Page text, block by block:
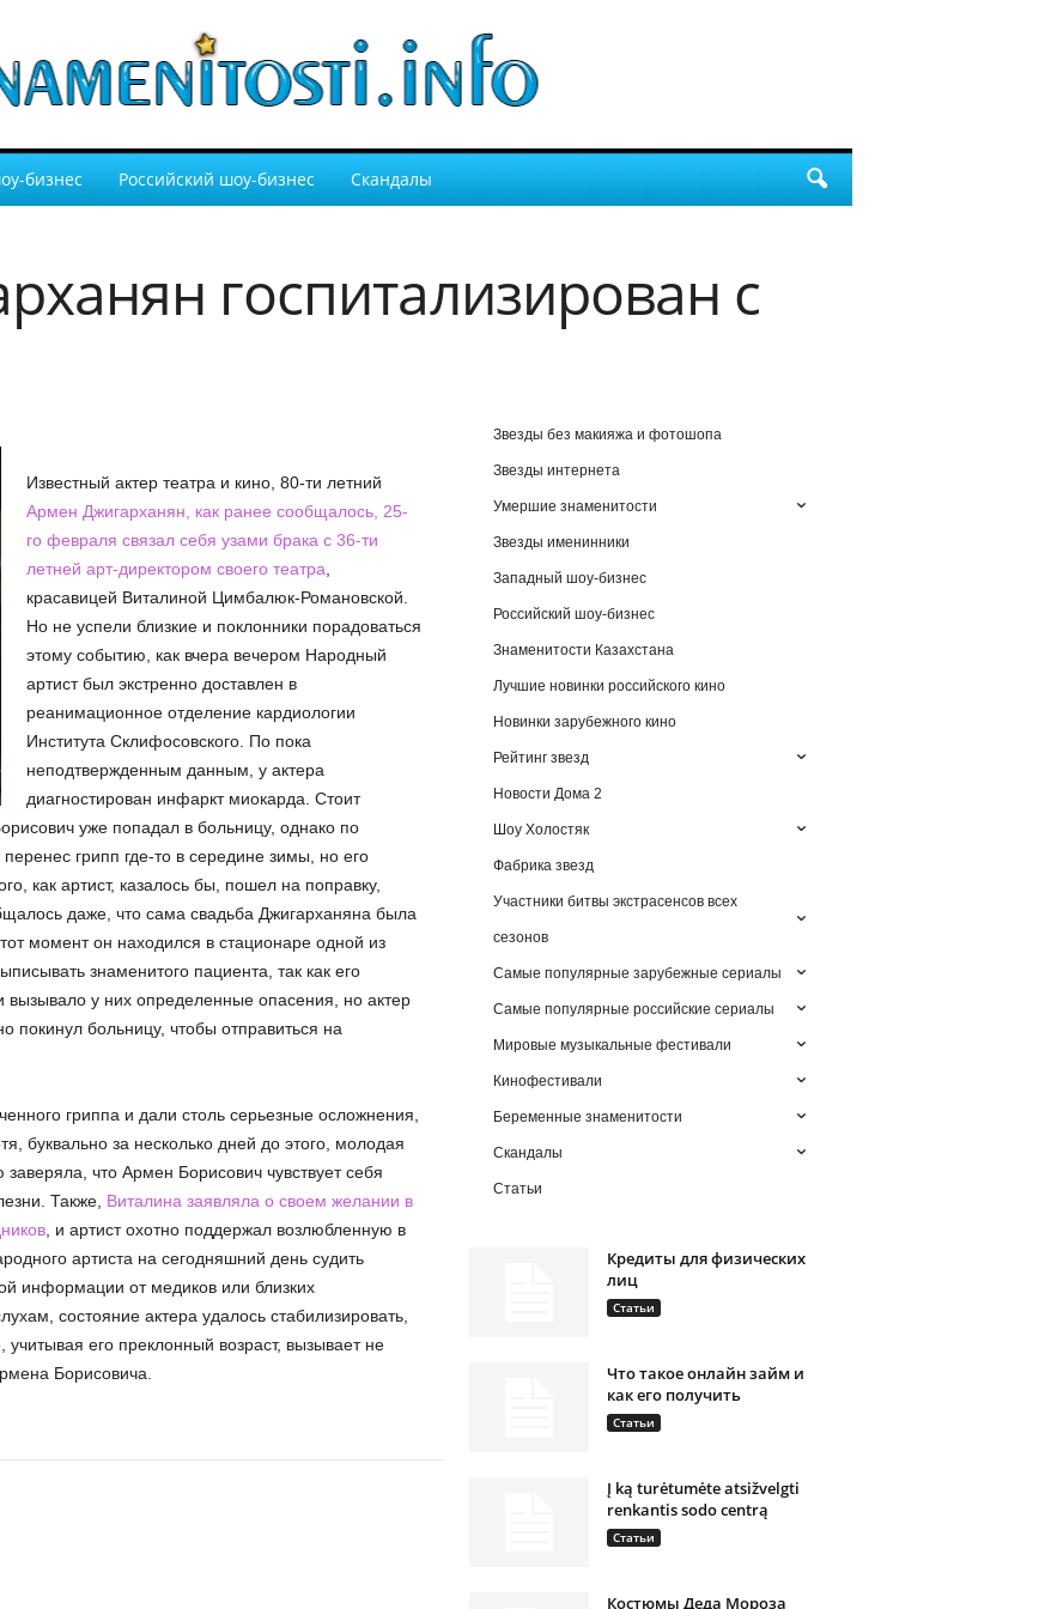
бизнес Российский шоу-бизнес Скандалы
госпитализирован с
Известный актер театра и кино, 80-ти летний
Армен Джигарханян, как ранее сообщалось, 25-
го февраля связал себя узами брака с 36-ти
летней арт-директором своего театра
красавицей Виталиной Цимбалюк-Романовской.
Но не успели близкие и поклонники порадоваться
этому событию, как вчера вечером Народный
артист был экстренно доставлен в
реанимационное отделение кардиологии
Института Склифосовского. По пока
неподтвержденным данным, у актера
диагностирован инфаркт миокарда. Стоит
уже попадал в больницу, однако по
грипп где-то в середине зимы, но его
как артист, казалось бы, пошел на поправку,
даже, что сама свадьба Джигарханяна была
момент он находился в стационаре одной из
знаменитого пациента, так как его
у них определенные опасения, но актер
покинул больницу, чтобы отправиться на
гриппа и дали столь серьезные осложнения,
буквально за несколько дней до этого, молодая
что Армен Борисович чувствует себя
Также, Виталина заявляла о своем желании в
, и артист охотно поддержал возлюбленную в
артиста на сегодняшний день судить
информации от медиков или близких
состояние актера удалось стабилизировать,
его преклонный возраст, вызывает не
Борисовича.
Звезды без макияжа и фотошопа
Звезды интернета
Умершие знаменитости
Звезды именинники
Западный шоу-бизнес
Российский шоу-бизнес
Знаменитости Казахстана
Лучшие новинки российского кино
Новинки зарубежного кино
Рейтинг звезд
Новости Дома 2
Шоу Холостяк
Фабрика звезд
Участники битвы экстрасенсов всех
сезонов
Самые популярные зарубежные сериалы
Самые популярные российские сериалы
Мировые музыкальные фестивали
Кинофестивали
Беременные знаменитости
Скандалы
Статьи
Кредиты для физических
лиц
Статьи
Что такое онлайн займ и
как его получить
Статьи
Į ką turėtumėte atsižvelgti
renkantis sodo centrą
Статьи
Костюмы Деда Мороза